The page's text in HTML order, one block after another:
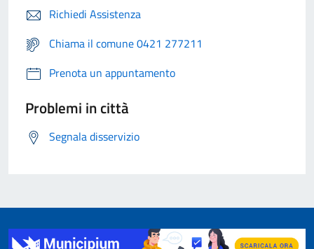
Richiedi Assistenza
Chiama il comune 0421 277211
Prenota un appuntamento
Problemi in città
Segnala disservizio